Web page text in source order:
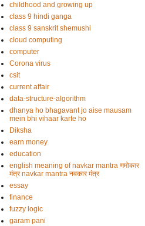
childhood and growing up
class 9 hindi ganga
class 9 sanskrit shemushi
cloud computing
computer
Corona virus
csit
current affair
data-structure-algorithm
dhanya ho bhagavant jo aise mausam
mein bhi vihaar karte ho
Diksha
earn money
education
english meaning of navkar mantra णमोकार
मंत्र navkar mantra नवकार मंत्र
essay
finance
fuzzy logic
garam pani